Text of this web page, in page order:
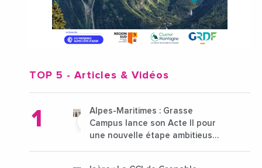
TOP 5 - Articles & Vidéos
Alpes-Maritimes : Grasse
Campus lance son Acte II pour
une nouvelle étape ambitieuse